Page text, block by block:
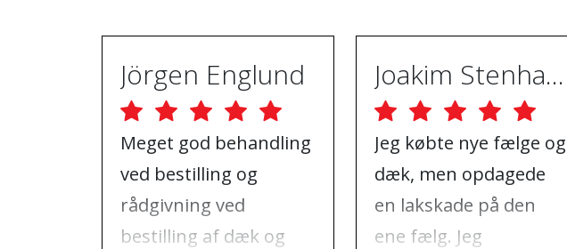
Jörgen Englund
Meget god behandling
ved bestilling og
rådgivning ved
bestilling af dæk og
Joakim Stenhammar
Jeg købte nye fælge og
dæk, men opdagede
en lakskade på den
ene fælg. Jeg